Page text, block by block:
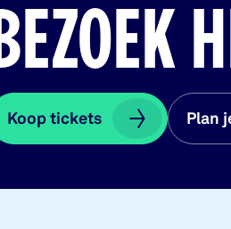
BEZOEK
Koop tickets
Koop tickets Plan
Plan